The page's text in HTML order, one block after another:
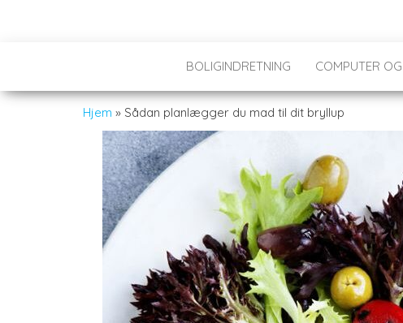
BOLIGINDRETNING COMPUTER
Hjem » Sådan planlægger du mad til dit bryllup